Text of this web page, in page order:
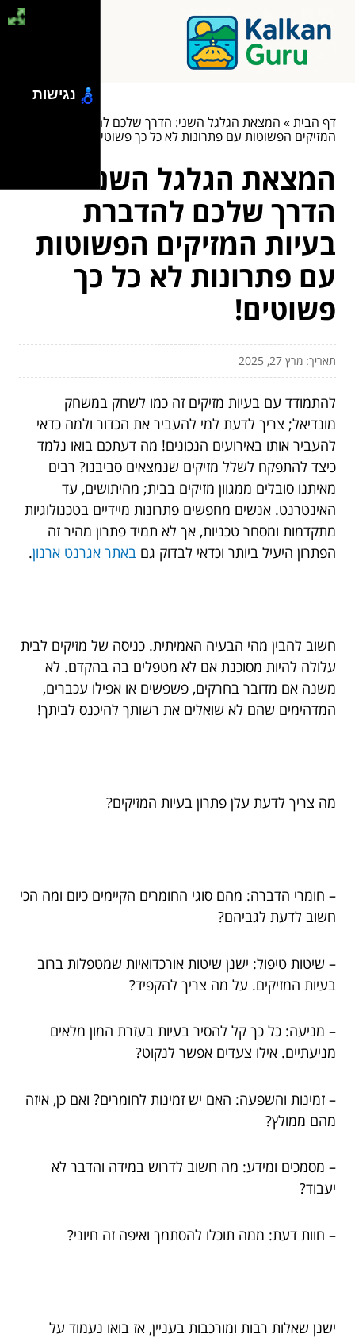
דף הבית» המצאת הגלגל השני: הדרך שלכם להדברת בעיות
המזיקים הפשוטות עם פתרונות לא כל כך פשוטים!
המצאת הגלגל השני:
הדרך שלכם להדברת
בעיות המזיקים הפשוטות
עם פתרונות לא כל כך
פשוטים!
תאריך: מרץ 27, 2025
להתמודד עם בעיות מזיקים זה כמו לשחק במשחק
מונדיאל; צריך לדעת למי להעביר את הכדור ולמה כדאי
להעביר אותו באירועים הנכונים! מה דעתכם בואו נלמד
כיצד להתפקח לשלל מזיקים שנמצאים סביבנו? רבים
מאיתנו סובלים ממגוון מזיקים בבית; מהיתושים, עד
האינטרנט. אנשים מחפשים פתרונות מיידיים בטכנולוגיות
מתקדמות ומסחר טכניות, אך לא תמיד פתרון מהיר זה
הפתרון היעיל ביותר וכדאי לבדוק גם באתר אגרנט ארנון.
חשוב להבין מהי הבעיה האמיתית. כניסה של מזיקים לבית
עלולה להיות מסוכנת אם לא מטפלים בה בהקדם. לא
משנה אם מדובר בחרקים, פשפשים או אפילו עכברים,
המדהימים שהם לא שואלים את רשותך להיכנס לביתך!
מה צריך לדעת עלן פתרון בעיות המזיקים?
– חומרי הדברה: מהם סוגי החומרים הקיימים כיום ומה הכי
חשוב לדעת לגביהם?
– שיטות טיפול: ישנן שיטות אורכדואיות שמטפלות ברוב
בעיות המזיקים. על מה צריך להקפיד?
– מניעה: כל כך קל להסיר בעיות בעזרת המון מלאים
מניעתיים. אילו צעדים אפשר לנקוט?
– זמינות והשפעה: האם יש זמינות לחומרים? ואם כן, איזה
מהם ממולץ?
– מסמכים ומידע: מה חשוב לדרוש במידה והדבר לא
יעבוד?
– חוות דעת: ממה תוכלו להסתמך ואיפה זה חיוני?
ישנן שאלות רבות ומורכבות בעניין, אז בואו נעמוד על
נגישות